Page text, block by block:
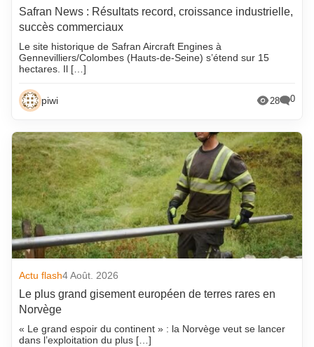
Safran News : Résultats record, croissance industrielle,
succès commerciaux
Le site historique de Safran Aircraft Engines à
Gennevilliers/Colombes (Hauts-de-Seine) s’étend sur 15
hectares. Il […]
piwi 28 0
Actu flash4 Août. 2026
Le plus grand gisement européen de terres rares en
Norvège
« Le grand espoir du continent » : la Norvège veut se lancer
dans l’exploitation du plus […]